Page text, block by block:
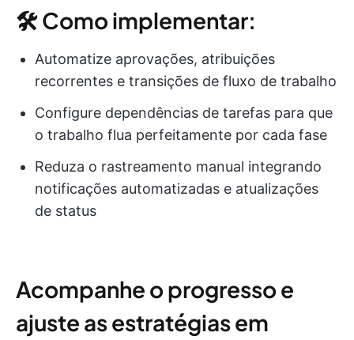
🛠 Como implementar:
Automatize aprovações, atribuições
recorrentes e transições de fluxo de trabalho
Configure dependências de tarefas para que
o trabalho flua perfeitamente por cada fase
Reduza o rastreamento manual integrando
notificações automatizadas e atualizações
de status
Acompanhe o progresso e
ajuste as estratégias em